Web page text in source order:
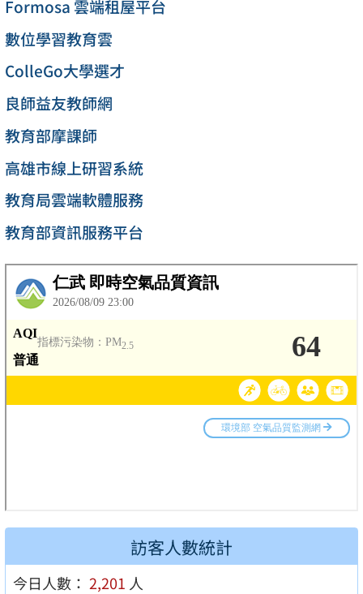
Formosa 雲端租屋平台
數位學習教育雲
ColleGo大學選才
良師益友教師網
教育部摩課師
高雄市線上研習系統
教育局雲端軟體服務
教育部資訊服務平台
訪客人數統計
今日人數： 2,201 人